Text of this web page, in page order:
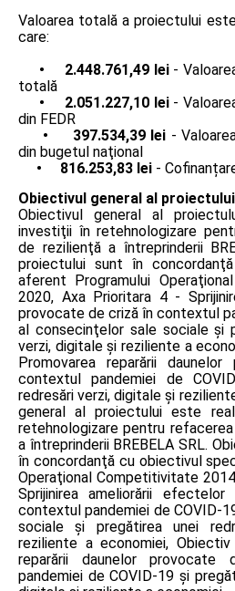
Valoarea totală a proiectului
care:
• 2.448.761,49 lei-
totală
• 2.051.227,10 lei-
din FEDR
• 397.534,39 lei -
din bugetul naţional
• 816.253,83 lei -
Obiectivul general al
Obiectivul general al
investiţii în retehnologizare
de rezilienţă a întreprinderii
proiectului sunt în
aferent Programului
2020, Axa Prioritara 4 -
provocate de criză în contextul
al consecinţelor sale sociale şi
verzi, digitale şi reziliente a
Promovarea reparării
contextul pandemiei de
redresări verzi, digitale şi
general al proiectului este
retehnologizare pentru
a întreprinderii BREBELA SRL.
în concordanţă cu obiectivul
Operaţional Competitivitate
Sprijinirea ameliorării
contextul pandemiei de COVID-
sociale şi pregătirea unei
reziliente a economiei,
reparării daunelor
pandemiei de COVID-19 şi